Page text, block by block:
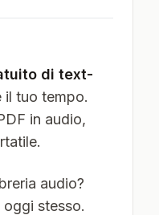
di text-
il tuo tempo.
in audio,
audio?
oggi stesso.